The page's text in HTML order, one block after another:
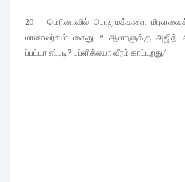
20 மெரினாவில் பொதுமக்களை
மாணவர்கள் கைது # ஆளாளுக்கு அஜித்
ப்பட்டா எப்படி? பப்ளிக்லயா வீரம் காட்டறது/